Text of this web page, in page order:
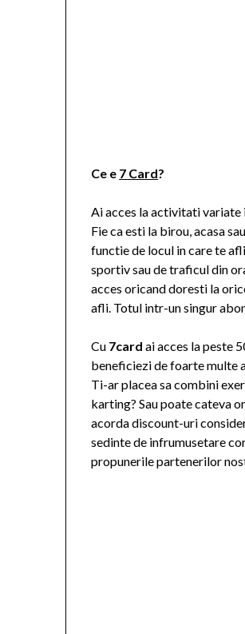
Ce e 7 Card?
Ai acces la activitati variate
Fie ca esti la birou, acasa
functie de locul in care te
sportiv sau de traficul din
acces oricand doresti la
afli. Totul intr-un singur
Cu 7card ai acces la peste
beneficiezi de foarte multe
Ti-ar placea sa combini
karting? Sau poate cateva
acorda discount-uri
sedinte de infrumusetare
propunerile partenerilor